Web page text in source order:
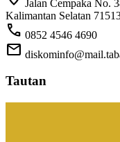
Jalan Cempaka No.
Kalimantan Selatan
call 0852 4546 4690
mail
Tautan